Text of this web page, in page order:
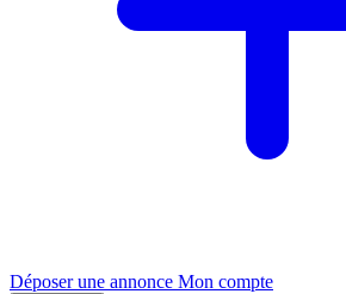
Déposer une annonce Mon compte